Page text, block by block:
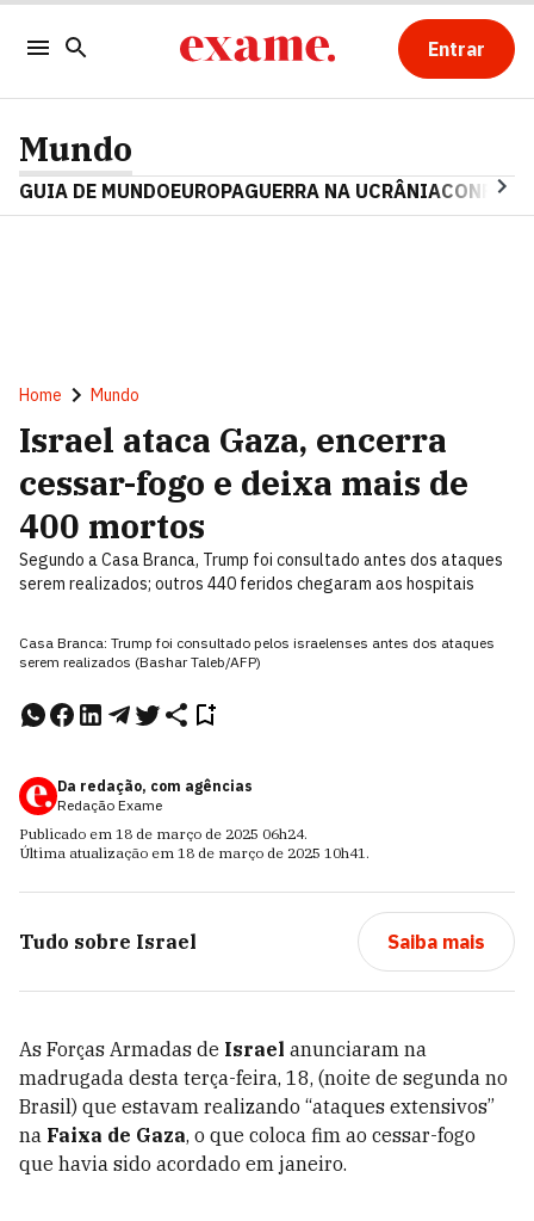
Entrar
Mundo
GUIA DE MUNDOEUROPAGUERRA NA UCRÂNIA
Home Mundo
Israel ataca Gaza, encerra
cessar-fogo e deixa mais de
400 mortos
Segundo a Casa Branca, Trump foi consultado antes dos ataques
serem realizados; outros 440 feridos chegaram aos hospitais
Casa Branca: Trump foi consultado pelos israelenses antes dos ataques
serem realizados (Bashar Taleb/AFP)
Da redação, com agências
Redação Exame
Publicado em 18 de março de 2025 06h24.
Última atualização em 18 de março de 2025 10h41.
Tudo sobre Israel Saiba mais
As Forças Armadas de Israel anunciaram na
madrugada desta terça-feira, 18, (noite de segunda no
Brasil) que estavam realizando “ataques extensivos”
na Faixa de Gaza, o que coloca fim ao cessar-fogo
que havia sido acordado em janeiro.